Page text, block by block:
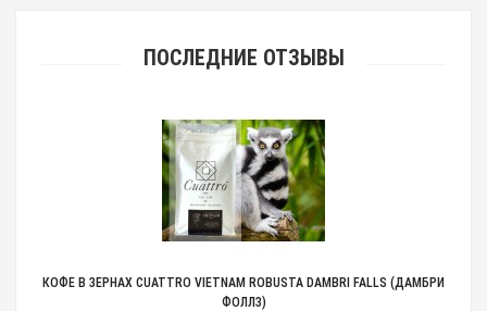
ПОСЛЕДНИЕ ОТЗЫВЫ
КОФЕ В ЗЕРНАХ CUATTRO VIETNAM ROBUSTA DAMBRI FALLS (ДАМБРИ
ФОЛЛЗ)